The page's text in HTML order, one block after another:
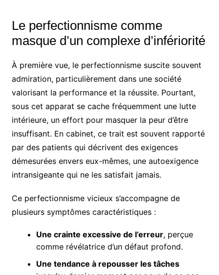
Le perfectionnisme comme
masque d’un complexe d’infériorité
À première vue, le perfectionnisme suscite souvent
admiration, particulièrement dans une société
valorisant la performance et la réussite. Pourtant,
sous cet apparat se cache fréquemment une lutte
intérieure, un effort pour masquer la peur d’être
insuffisant. En cabinet, ce trait est souvent rapporté
par des patients qui décrivent des exigences
démesurées envers eux-mêmes, une autoexigence
intransigeante qui ne les satisfait jamais.
Ce perfectionnisme vicieux s’accompagne de
plusieurs symptômes caractéristiques :
Une crainte excessive de l’erreur, perçue
comme révélatrice d’un défaut profond.
Une tendance à repousser les tâches